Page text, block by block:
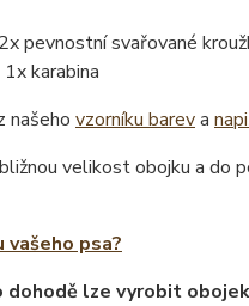
pevnostní svařované
karabina
našeho vzorníku bareva
velikost obojku a do
vašeho psa?
dohodě lze vyrobit